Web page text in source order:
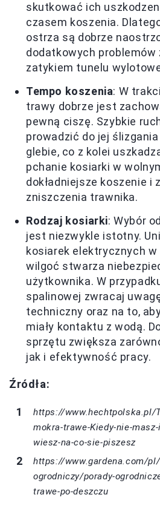
skutkować ich
czasem koszenia.
ostrza są dobrze
dodatkowych problemów
zatykiem tunelu
Tempo koszenia: W
trawy dobrze jest
pewną ciszę. Szybkie
prowadzić do jej
glebie, co z kolei
pchanie kosiarki w
dokładniejsze koszenie i
zniszczenia trawnika.
Rodzaj kosiarki: Wybór
jest niezwykle istotny.
kosiarek elektrycznych w
wilgoć stwarza
użytkownika. W
spalinowej zwracaj
techniczny oraz na to,
miały kontaktu z wodą.
sprzętu zwiększa
jak i efektywność pracy.
Źródła:
https://www.hechtpolska.pl/
mokra-trawe-Kiedy-nie-
wiesz-na-co-sie-piszesz
https://www.gardena.com/
ogrodniczy/porady-
trawe-po-deszczu